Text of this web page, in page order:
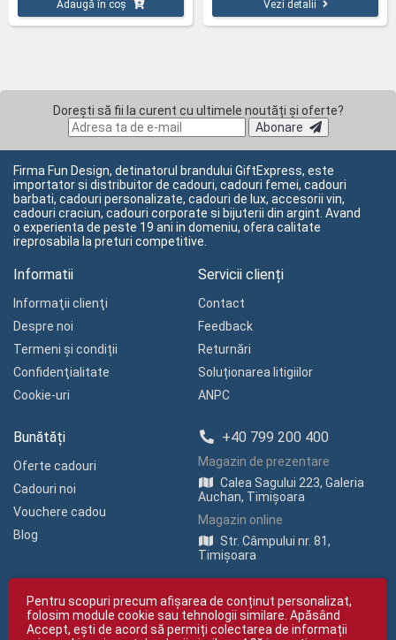
Adaugă în coș Vezi detalii
Dorești să fii la curent cu ultimele noutăți și oferte?
Abonare
Firma Fun Design, detinatorul brandului GiftExpress, este
importator si distribuitor de cadouri, cadouri femei, cadouri
barbati, cadouri personalizate, cadouri de lux, accesorii vin,
cadouri craciun, cadouri corporate si bijuterii din argint. Avand
o experienta de peste 19 ani in domeniu, ofera calitate
ireprosabila la preturi competitive.
Informatii
Informaţii clienţi
Despre noi
Termeni și condiții
Confidenţialitate
Cookie-uri
Servicii clienți
Contact
Feedback
Returnări
Soluționarea litigiilor
ANPC
Bunătăți
Oferte cadouri
Cadouri noi
Vouchere cadou
Blog
+40 799 200 400
Magazin de prezentare
Calea Sagului 223, Galeria
Auchan, Timișoara
Magazin online
Str. Câmpului nr. 81,
Timișoara
Pentru scopuri precum afișarea de conținut personalizat,
folosim module cookie sau tehnologii similare. Apăsând
Accept, ești de acord să permiți colectarea de informații